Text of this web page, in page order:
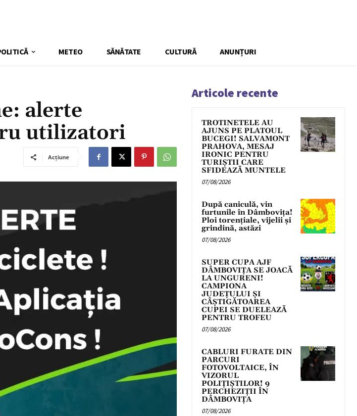
METEO SĂNĂTATE CULTURĂ ANUNȚURI
alerte
utilizatori
Acțiune
Articole recente
TROTINETELE AU
AJUNS PE PLATOUL
BUCEGI! SALVAMONT
PRAHOVA, MESAJ
IRONIC PENTRU
TURIȘTII CARE
SFIDEAZĂ MUNTELE
07/08/2026
După caniculă, vin
furtunile în Dâmbovița!
Ploi torențiale, vijelii și
grindină, astăzi
07/08/2026
SUPER CUPA AJF
DÂMBOVIȚA SE JOACĂ
LA UNGURENI!
CAMPIONA
JUDEȚULUI ȘI
CÂȘTIGĂTOAREA
CUPEI SE DUELEAZĂ
PENTRU TROFEU
07/08/2026
CABLURI FURATE DIN
PARCURI
FOTOVOLTAICE, ÎN
VIZORUL
POLIȚIȘTILOR! 9
PERCHEZIȚII ÎN
DÂMBOVIȚA
07/08/2026